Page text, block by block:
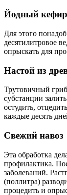
Йодный кефир
Для этого
десятилитровое
опрыскать для
Настой из
Трутовичный
субстанции
остудить,
каждые десять
Свежий навоз
Эта обработка
профилактика.
заболеваний.
(поллитра)
процедить и